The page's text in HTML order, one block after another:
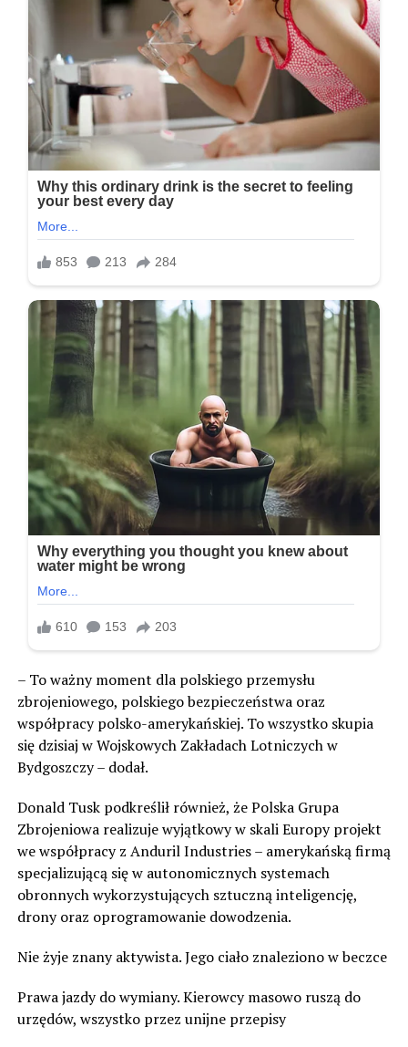
– To ważny moment dla polskiego przemysłu
zbrojeniowego, polskiego bezpieczeństwa oraz
współpracy polsko-amerykańskiej. To wszystko skupia
się dzisiaj w Wojskowych Zakładach Lotniczych w
Bydgoszczy – dodał.
Donald Tusk podkreślił również, że Polska Grupa
Zbrojeniowa realizuje wyjątkowy w skali Europy projekt
we współpracy z Anduril Industries – amerykańską firmą
specjalizującą się w autonomicznych systemach
obronnych wykorzystujących sztuczną inteligencję,
drony oraz oprogramowanie dowodzenia.
Nie żyje znany aktywista. Jego ciało znaleziono w beczce
Prawa jazdy do wymiany. Kierowcy masowo ruszą do
urzędów, wszystko przez unijne przepisy